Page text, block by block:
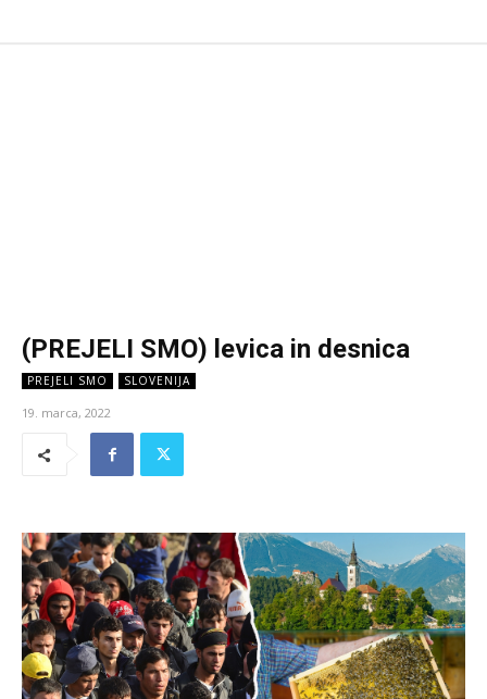
(PREJELI SMO) levica in desnica
PREJELI SMO SLOVENIJA
19. marca, 2022